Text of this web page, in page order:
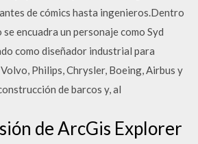
de cómics hasta ingenieros.Dentro
encuadra un personaje como Syd
como diseñador industrial para
Philips, Chrysler, Boeing, Airbus y
de barcos y, al
de ArcGis Explorer